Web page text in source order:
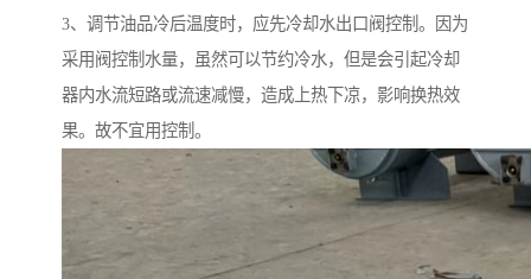
3、调节油品冷后温度时，应先冷却水出口阀控制。因为
采用阀控制水量，虽然可以节约冷水，但是会引起冷却
器内水流短路或流速减慢，造成上热下凉，影响换热效
果。故不宜用控制。